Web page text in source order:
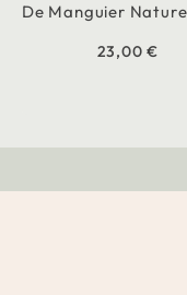
De Manguier
23,00 €